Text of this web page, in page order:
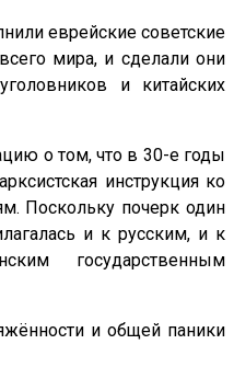
еврейские советские
мира, и сделали они
и китайских
о том, что в 30-е годы
инструкция ко
Поскольку почерк один
и к русским, и к
государственным
и общей паники